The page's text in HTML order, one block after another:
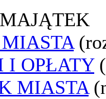
I OPŁATY
MIASTA